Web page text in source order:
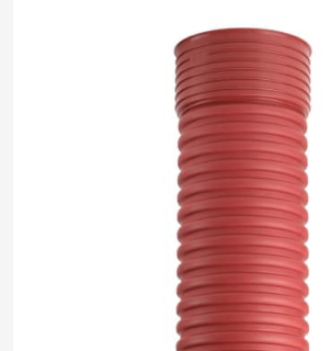
med
muffe
895mm
Uponor
antal